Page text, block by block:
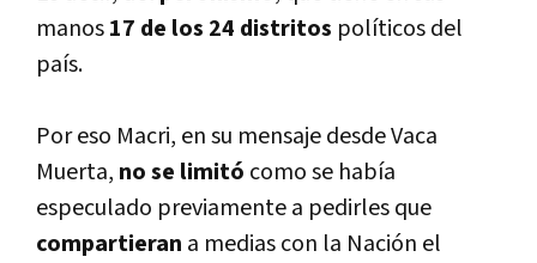
manos17 de los 24 distritos polí­ticos del
paí­s.
Por eso Macri, en su mensaje desde Vaca
Muerta, no se limitó como se habí­a
especulado previamente a pedirles que
compartieran a medias con la Nación el